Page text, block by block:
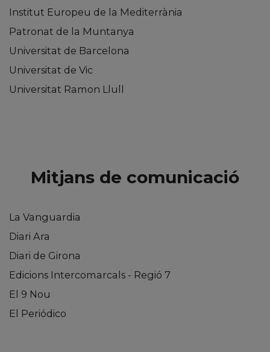
Institut Europeu de la Mediterrània
Patronat de la Muntanya
Universitat de Barcelona
Universitat de Vic
Universitat Ramon Llull
Mitjans de comunicació
La Vanguardia
Diari Ara
Diari de Girona
Edicions Intercomarcals - Regió 7
El 9 Nou
El Periódico